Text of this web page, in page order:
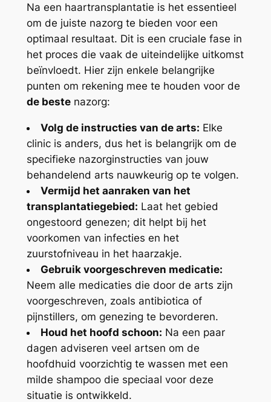
Na een haartransplantatie is het essentieel
om de juiste nazorg te bieden voor een
optimaal resultaat. Dit is een cruciale fase in
het proces die vaak de uiteindelijke uitkomst
beïnvloedt. Hier zijn enkele belangrijke
punten om rekening mee te houden voor de
de bestenazorg:
Volg de instructies van de arts: Elke
clinic is anders, dus het is belangrijk om de
specifieke nazorginstructies van jouw
behandelend arts nauwkeurig op te volgen.
Vermijd het aanraken van het
transplantatiegebied: Laat het gebied
ongestoord genezen; dit helpt bij het
voorkomen van infecties en het
zuurstofniveau in het haarzakje.
Gebruik voorgeschreven medicatie:
Neem alle medicaties die door de arts zijn
voorgeschreven, zoals antibiotica of
pijnstillers, om genezing te bevorderen.
Houd het hoofd schoon: Na een paar
dagen adviseren veel artsen om de
hoofdhuid voorzichtig te wassen met een
milde shampoo die speciaal voor deze
situatie is ontwikkeld.